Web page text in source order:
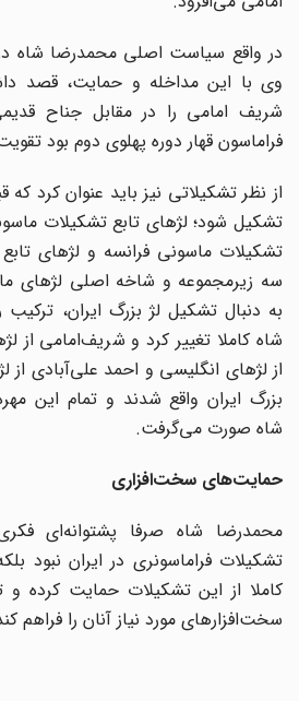
در واقع سیاست اصلی محمدرضا شاه در
وی با این مداخله و حمایت، قصد
شریف امامی را در مقابل جناح
فراماسون قهار دوره پهلوی دوم بود تقویت
از نظر تشکیلاتی نیز باید عنوان کرد که
تشکیل شود؛ لژهای تابع تشکیلات
تشکیلات ماسونی فرانسه و لژهای تابع
سه زیرمجموعه و شاخه اصلی لژهای
به دنبال تشکیل لژ بزرگ ایران، ترکیب
شاه کاملا تغییر کرد و شریف‌امامی از
از لژهای انگلیسی و احمد علی‌آبادی از
بزرگ ایران واقع شدند و تمام این
شاه صورت می‌گرفت.
حمایت‌های سخت‌افزاری
محمدرضا شاه صرفا پشتوانه‌ای
تشکیلات فراماسونری در ایران نبود
کاملا از این تشکیلات حمایت کرده و
سخت‌افزارهای مورد نیاز آنان را فراهم کند.